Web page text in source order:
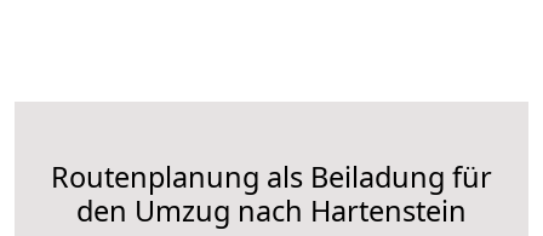
Routenplanung als Beiladung für
den Umzug nach Hartenstein